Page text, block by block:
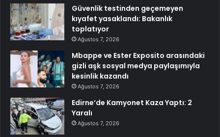
Güvenlik testinden geçemeyen
kıyafet yasaklandı: Bakanlık
toplatıyor
Ağustos 7, 2026
Mbappe ve Ester Exposito arasındaki
gizli aşk sosyal medya paylaşımıyla
kesinlik kazandı
Ağustos 7, 2026
Edirne’de Kamyonet Kaza Yaptı: 2
Yaralı
Ağustos 7, 2026